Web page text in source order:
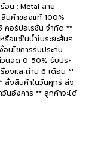
อน : Metal สาย
นค้าของแท้ 100%
คอร์ปอเรชั่น จำกัด **
อแช่ในน้ำในระยะสั้นๆ
อนไขการรับประกัน :
นลด 0-50% รับประ
องและถ่าน 6 เดือน **
สั่งสินค้าในวันศุกร์ ส่ง
นอังคาร ** ลูกค้าจะได้